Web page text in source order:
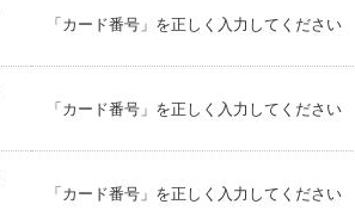
「カード番号」を正しく入力してください
「カード番号」を正しく入力してください
「カード番号」を正しく入力してください